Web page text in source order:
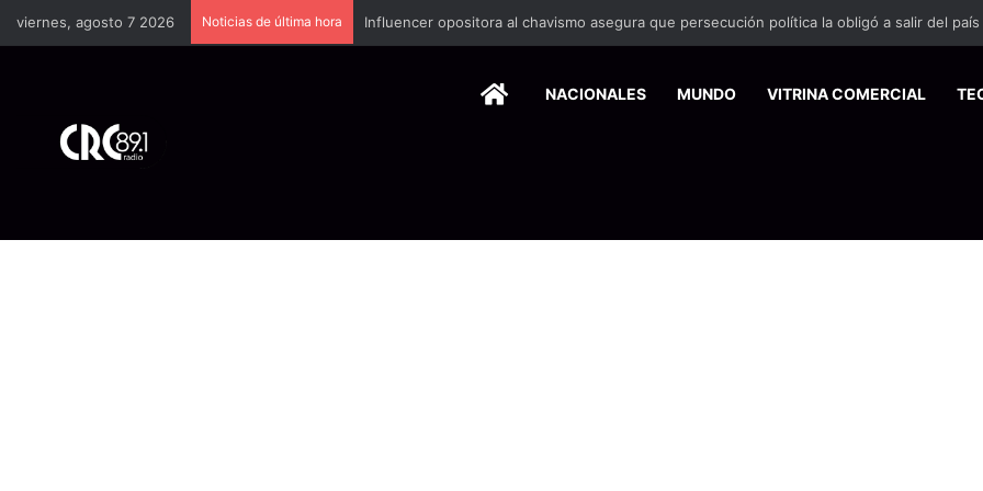
viernes, agosto 7 2026 Noticias de última hora Industria plástica se suma a la economía circular
HOMENACIONALES MUNDO VITRINA COMERCIAL